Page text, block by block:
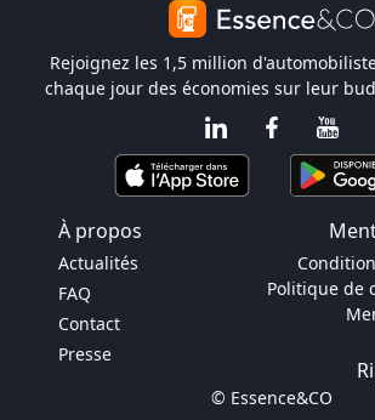
Rejoignez les 1,5 million
chaque jour des économies sur leur
À propos
Actualités
FAQ
Contact
Presse
Politique de
© Essence&CO